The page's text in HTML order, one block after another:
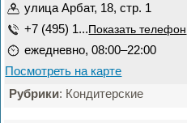
улица Арбат, 18, стр. 1
+7 (495) 1... Показать телефон
ежедневно, 08:00–22:00
Посмотреть на карте
Рубрики: Кондитерские